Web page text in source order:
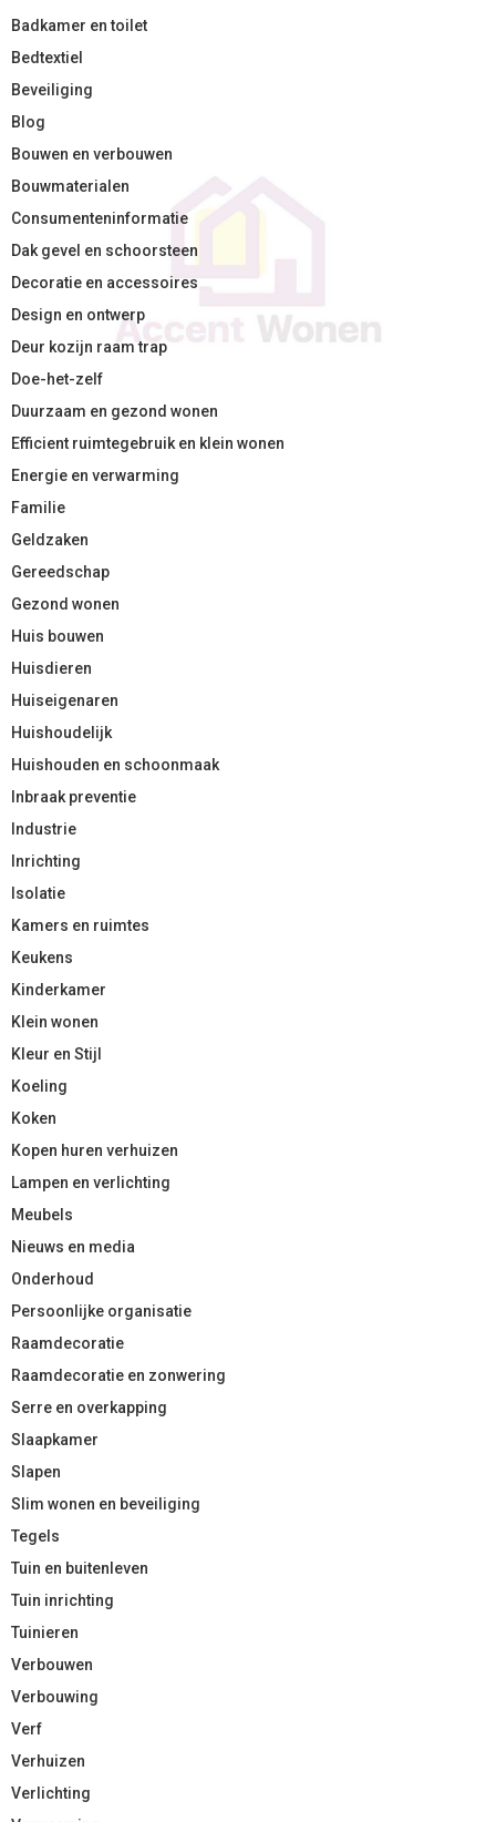
Badkamer en toilet
Bedtextiel
Beveiliging
Blog
Bouwen en verbouwen
Bouwmaterialen
Consumenteninformatie
Dak gevel en schoorsteen
Decoratie en accessoires
Design en ontwerp
Deur kozijn raam trap
Doe-het-zelf
Duurzaam en gezond wonen
Efficient ruimtegebruik en klein wonen
Energie en verwarming
Familie
Geldzaken
Gereedschap
Gezond wonen
Huis bouwen
Huisdieren
Huiseigenaren
Huishoudelijk
Huishouden en schoonmaak
Inbraak preventie
Industrie
Inrichting
Isolatie
Kamers en ruimtes
Keukens
Kinderkamer
Klein wonen
Kleur en Stijl
Koeling
Koken
Kopen huren verhuizen
Lampen en verlichting
Meubels
Nieuws en media
Onderhoud
Persoonlijke organisatie
Raamdecoratie
Raamdecoratie en zonwering
Serre en overkapping
Slaapkamer
Slapen
Slim wonen en beveiliging
Tegels
Tuin en buitenleven
Tuin inrichting
Tuinieren
Verbouwen
Verbouwing
Verf
Verhuizen
Verlichting